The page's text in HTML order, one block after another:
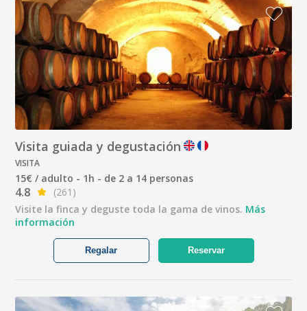
Visita guiada y degustación
VISITA
15€ / adulto - 1h - de 2 a 14 personas
4.8
(261)
Visite la finca y deguste toda la gama de vinos. Más
información
Reservar
Regalar